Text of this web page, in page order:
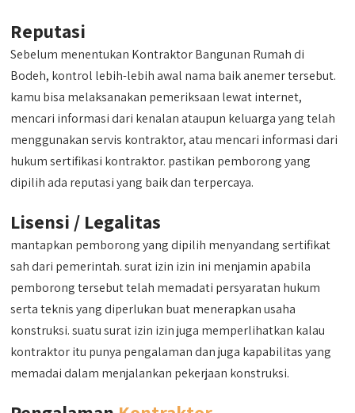
Reputasi
Sebelum menentukan Kontraktor Bangunan Rumah di
Bodeh, kontrol lebih-lebih awal nama baik anemer tersebut.
kamu bisa melaksanakan pemeriksaan lewat internet,
mencari informasi dari kenalan ataupun keluarga yang telah
menggunakan servis kontraktor, atau mencari informasi dari
hukum sertifikasi kontraktor. pastikan pemborong yang
dipilih ada reputasi yang baik dan terpercaya.
Lisensi / Legalitas
mantapkan pemborong yang dipilih menyandang sertifikat
sah dari pemerintah. surat izin izin ini menjamin apabila
pemborong tersebut telah memadati persyaratan hukum
serta teknis yang diperlukan buat menerapkan usaha
konstruksi. suatu surat izin izin juga memperlihatkan kalau
kontraktor itu punya pengalaman dan juga kapabilitas yang
memadai dalam menjalankan pekerjaan konstruksi.